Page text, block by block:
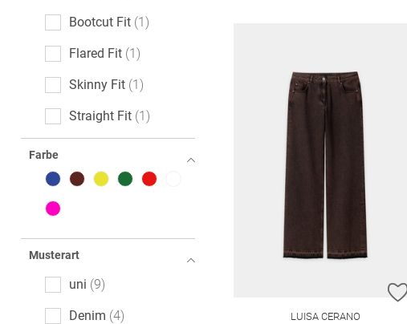
Bootcut Fit 1
Flared Fit 1
Skinny Fit 1
Straight Fit 1
Farbe
Musterart
uni 9
Denim 4 LUISA CERANO